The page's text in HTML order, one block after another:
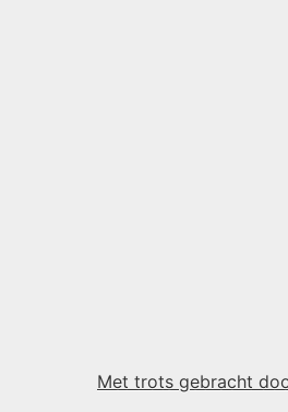
Met trots gebracht